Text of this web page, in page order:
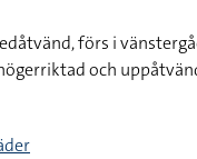
förs i
och